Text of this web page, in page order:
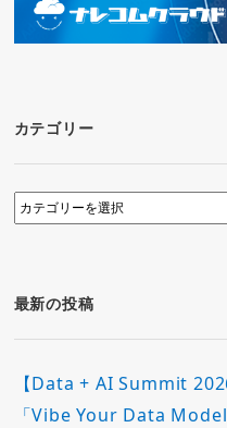
カテゴリー
カ
テ
ー
最新の投稿
【Data + AI Summit
「Vibe Your Data